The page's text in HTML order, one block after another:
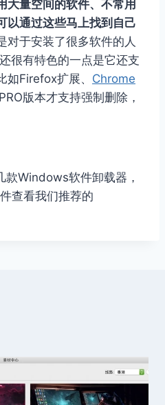
大量空间的软件、不常用
以通过这些马上找到自己
对于安装了很多软件的人
很有特色的一点是它还支
如Firefox扩展、 Chrome
版本才支持强制删除，
款Windows软件卸载器，
查看我们推荐的